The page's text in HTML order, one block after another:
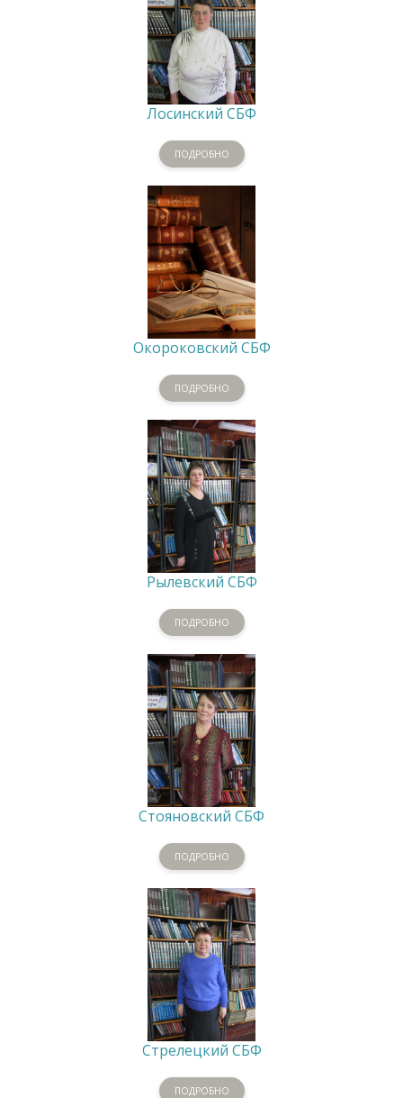
Лосинский СБФ
ПОДРОБНО
Окороковский СБФ
ПОДРОБНО
Рылевский СБФ
ПОДРОБНО
Стояновский СБФ
ПОДРОБНО
Стрелецкий СБФ
ПОДРОБНО